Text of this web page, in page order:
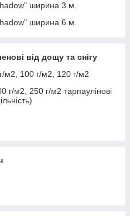
ширина 3 м.
ширина 6 м.
від дощу та снігу
м2, 100 г/м2, 120 г/м2
г/м2, 250 г/м2 тарпаулінові